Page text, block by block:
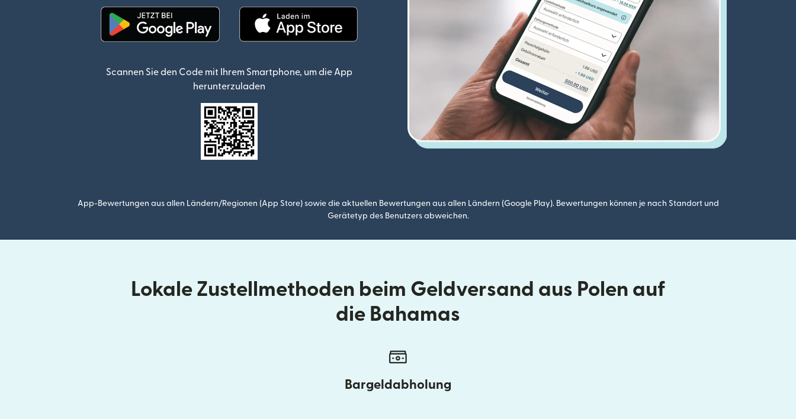
Scannen Sie den Code mit Ihrem Smartphone, um die App
herunterzuladen
App-Bewertungen aus allen Ländern/Regionen (App Store) sowie die aktuellen Bewertungen aus allen Ländern (Google Play). Bewertungen können je nach Standort und
Gerätetyp des Benutzers abweichen.
Lokale Zustellmethoden beim Geldversand aus Polen auf
die Bahamas
Bargeldabholung